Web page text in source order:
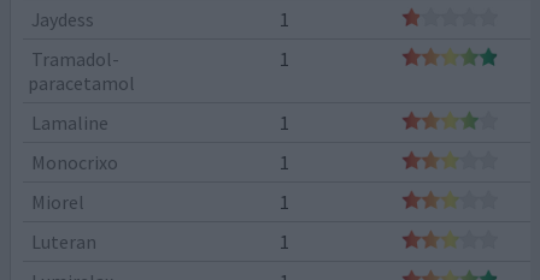
Jaydess
1
Tramadol-
paracetamol
1
Lamaline
1
Monocrixo
1
Miorel
1
Luteran
1